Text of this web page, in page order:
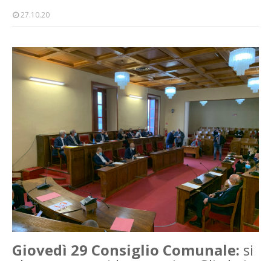
27.10.20
Giovedì 29 Consiglio Comunale: si